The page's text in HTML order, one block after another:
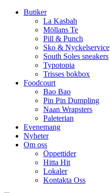
Butiker
La Kasbah
Möllans Te
Pill & Punch
Sko & Nyckelservice
South Soles sneakers
Typotopia
Trisses bokbox
Foodcourt
Bao Bao
Pin Pin Dumpling
Naan Wrapsters
Paleterian
Evenemang
Nyheter
Om oss
Öppettider
Hitta Hit
Lokaler
Kontakta Oss